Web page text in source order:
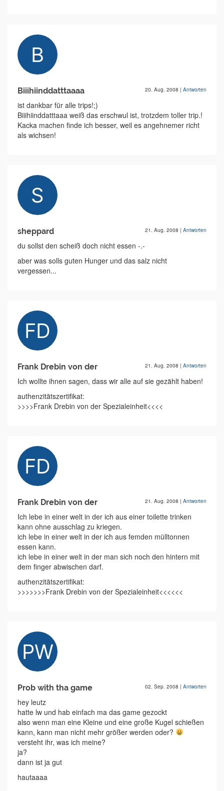
Biiihiinddatttaaaa 20. Aug. 2008 | Antworten
ist dankbar für alle trips!;)
Biiihiinddatttaaa weiß das erschwul ist, trotzdem toller trip.!
Kacka machen finde ich besser, weil es angehnemer richt
als wichsen!
sheppard 21. Aug. 2008 | Antworten
du sollst den scheiß doch nicht essen -.-
aber was solls guten Hunger und das salz nicht
vergessen...
Frank Drebin von der 21. Aug. 2008 | Antworten
Ich wollte ihnen sagen, dass wir alle auf sie gezählt haben!
authenzitätszertifikat:
>>>>Frank Drebin von der Spezialeinheit<<<<
Frank Drebin von der 21. Aug. 2008 | Antworten
Ich lebe in einer welt in der ich aus einer toilette trinken
kann ohne ausschlag zu kriegen.
ich lebe in einer welt in der ich aus femden mülltonnen
essen kann.
ich lebe in einer welt in der man sich noch den hintern mit
dem finger abwischen darf.
authenzitätszertifikat:
>>>>>>>Frank Drebin von der Spezialeinheit<<<<<<
Prob with tha game 02. Sep. 2008 | Antworten
hey leutz
hatte lw und hab einfach ma das game gezockt
also wenn man eine Kleine und eine große Kugel schießen
kann, kann man nicht mehr größer werden oder?
versteht ihr, was ich meine?
ja?
dann ist ja gut
hautaaaa